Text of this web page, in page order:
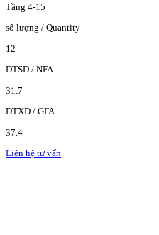
Tầng 4-15
số lượng / Quantity
12
DTSD / NFA
31.7
DTXD / GFA
37.4
Liên hệ tư vấn